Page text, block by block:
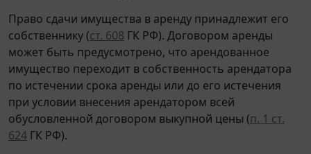
Право сдачи имущества в аренду принадлежит его
собственнику (ст. 608 ГК РФ). Договором аренды
может быть предусмотрено, что арендованное
имущество переходит в собственность арендатора
по истечении срока аренды или до его истечения
при условии внесения арендатором всей
обусловленной договором выкупной цены (п. 1 ст.
624 ГК РФ).